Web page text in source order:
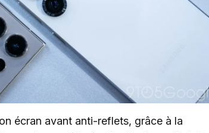
écran avant anti-reflets, grâce à la